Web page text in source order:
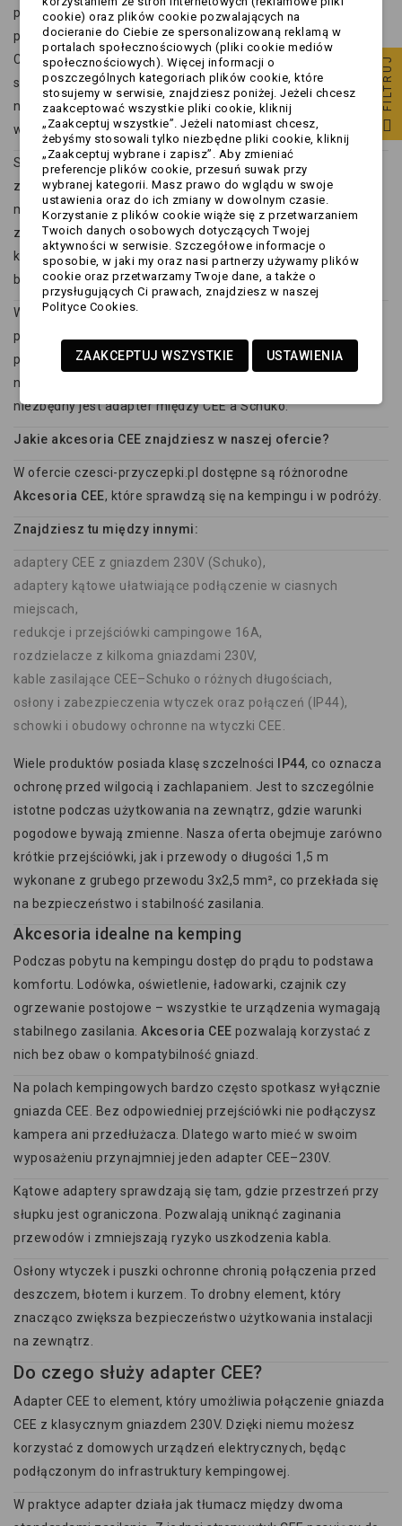
przeznaczone do podłączania urządzeń do gniazd typu CEE,
powszechnie stosowanych na kempingach w całej Europie.
Charakterystyczna niebieska wtyczka CEE 16A stała się
standardem w branży caravaningowej i turystycznej. Dzięki
niej możliwe jest bezpieczne korzystanie z zasilania w
warunkach zewnętrznych.
System CEE został zaprojektowany z myślą o pracy na
zewnątrz – jest odporny na wilgoć, kurz oraz uszkodzenia
mechaniczne. To właśnie dlatego spotkasz go na słupkach
zasilających na polach namiotowych, parkingach dla
kamperów i marinach. Standard ten zapewnia większe
bezpieczeństwo niż tradycyjne gniazda domowe.
W praktyce oznacza to, że aby podłączyć kampera lub
przyczepę do prądu, potrzebujesz odpowiednich
przejściówek i przewodów. Same urządzenia w pojeździe
najczęściej korzystają z klasycznych gniazd 230V, dlatego
niezbędny jest adapter między CEE a Schuko.
Jakie akcesoria CEE znajdziesz w naszej ofercie?
W ofercie czesci-przyczepki.pl dostępne są różnorodne
Akcesoria CEE, które sprawdzą się na kempingu i w podróży.
Znajdziesz tu między innymi:
adaptery CEE z gniazdem 230V (Schuko),
adaptery kątowe ułatwiające podłączenie w ciasnych
miejscach,
redukcje i przejściówki campingowe 16A,
rozdzielacze z kilkoma gniazdami 230V,
kable zasilające CEE–Schuko o różnych długościach,
osłony i zabezpieczenia wtyczek oraz połączeń (IP44),
schowki i obudowy ochronne na wtyczki CEE.
Wiele produktów posiada klasę szczelności IP44, co oznacza
ochronę przed wilgocią i zachlapaniem. Jest to szczególnie
istotne podczas użytkowania na zewnątrz, gdzie warunki
pogodowe bywają zmienne. Nasza oferta obejmuje zarówno
krótkie przejściówki, jak i przewody o długości 1,5 m
wykonane z grubego przewodu 3x2,5 mm², co przekłada się
na bezpieczeństwo i stabilność zasilania.
Akcesoria idealne na kemping
Podczas pobytu na kempingu dostęp do prądu to podstawa
komfortu. Lodówka, oświetlenie, ładowarki, czajnik czy
ogrzewanie postojowe – wszystkie te urządzenia wymagają
stabilnego zasilania. Akcesoria CEE pozwalają korzystać z
nich bez obaw o kompatybilność gniazd.
Na polach kempingowych bardzo często spotkasz wyłącznie
gniazda CEE. Bez odpowiedniej przejściówki nie podłączysz
kampera ani przedłużacza. Dlatego warto mieć w swoim
wyposażeniu przynajmniej jeden adapter CEE–230V.
Kątowe adaptery sprawdzają się tam, gdzie przestrzeń przy
słupku jest ograniczona. Pozwalają uniknąć zaginania
przewodów i zmniejszają ryzyko uszkodzenia kabla.
Osłony wtyczek i puszki ochronne chronią połączenia przed
deszczem, błotem i kurzem. To drobny element, który
znacząco zwiększa bezpieczeństwo użytkowania instalacji
na zewnątrz.
Do czego służy adapter CEE?
Adapter CEE to element, który umożliwia połączenie gniazda
CEE z klasycznym gniazdem 230V. Dzięki niemu możesz
korzystać z domowych urządzeń elektrycznych, będąc
podłączonym do infrastruktury kempingowej.
W praktyce adapter działa jak tłumacz między dwoma
FILTRUJ
cookie) oraz plików cookie pozwalających na
docieranie do Ciebie ze spersonalizowaną reklamą w
portalach społecznościowych (pliki cookie mediów
społecznościowych). Więcej informacji o
poszczególnych kategoriach plików cookie, które
stosujemy w serwisie, znajdziesz poniżej. Jeżeli chcesz
zaakceptować wszystkie pliki cookie, kliknij
„Zaakceptuj wszystkie”. Jeżeli natomiast chcesz,
żebyśmy stosowali tylko niezbędne pliki cookie, kliknij
„Zaakceptuj wybrane i zapisz”. Aby zmieniać
preferencje plików cookie, przesuń suwak przy
wybranej kategorii. Masz prawo do wglądu w swoje
ustawienia oraz do ich zmiany w dowolnym czasie.
Korzystanie z plików cookie wiąże się z przetwarzaniem
Twoich danych osobowych dotyczących Twojej
aktywności w serwisie. Szczegółowe informacje o
sposobie, w jaki my oraz nasi partnerzy używamy plików
cookie oraz przetwarzamy Twoje dane, a także o
przysługujących Ci prawach, znajdziesz w naszej
Polityce Cookies.
USTAWIENIA
ZAAKCEPTUJ WSZYSTKIE